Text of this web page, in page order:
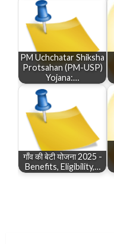
PM Uchchatar Shiksha
Protsahan (PM-USP)
Yojana:…
गाँव की बेटी योजना 2025 -
Benefits, Eligibility,…